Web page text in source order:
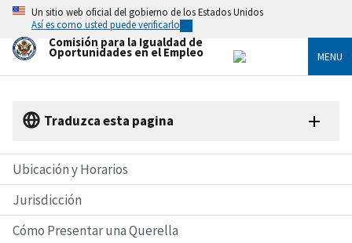
Skip
main
content
Un sitio web oficial del gobierno de los Estados Unidos
Así es como usted puede verificarlo
Comisión para la Igualdad de
Oportunidades en el Empleo MENU
Traduzca esta pagina
Ubicación y Horarios
Jurisdicción
Cómo Presentar una Querella